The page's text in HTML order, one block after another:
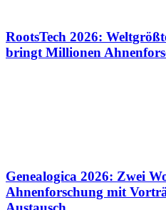
RootsTech 2026:
bringt Millionen
Genealogica 2026: Zwei
Ahnenforschung mit